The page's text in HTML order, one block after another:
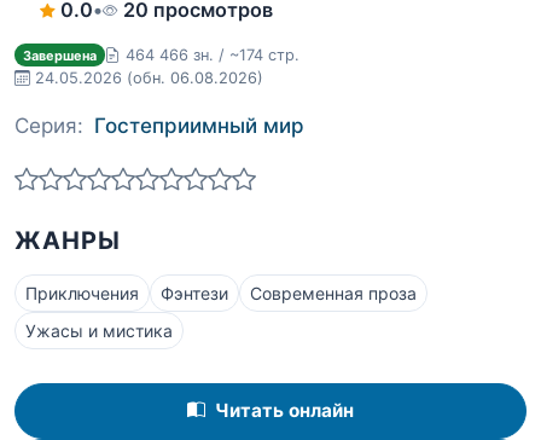
0.0• 20 просмотров
Завершена
464 466 зн. / ~174 стр.
24.05.2026 (обн. 06.08.2026)
Серия: Гостеприимный мир
ЖАНРЫ
Приключения Фэнтези
Современная проза
Ужасы и мистика
Читать онлайн